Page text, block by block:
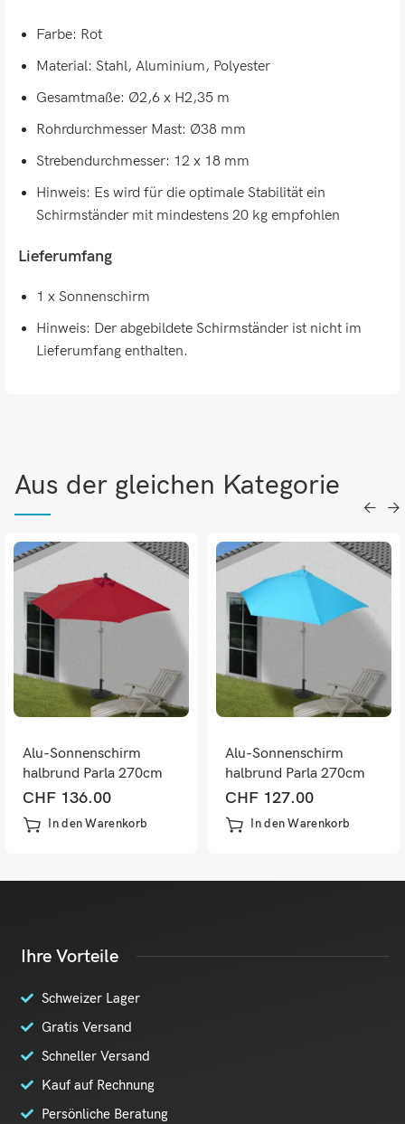
Farbe: Rot
Material: Stahl, Aluminium, Polyester
Gesamtmaße: Ø2,6 x H2,35 m
Rohrdurchmesser Mast: Ø38 mm
Strebendurchmesser: 12 x 18 mm
Hinweis: Es wird für die optimale Stabilität ein
Schirmständer mit mindestens 20 kg empfohlen
Lieferumfang
1 x Sonnenschirm
Hinweis: Der abgebildete Schirmständer ist nicht im
Lieferumfang enthalten.
Aus der gleichen Kategorie
Alu-Sonnenschirm
halbrund Parla 270cm
bordeaux mit Ständer
CHF 136.00
In den Warenkorb
Alu-Sonnenschirm
halbrund Parla 270cm
türkis mit Ständer
CHF 127.00
In den Warenkorb
Ihre Vorteile
Schweizer Lager
Gratis Versand
Schneller Versand
Kauf auf Rechnung
Persönliche Beratung